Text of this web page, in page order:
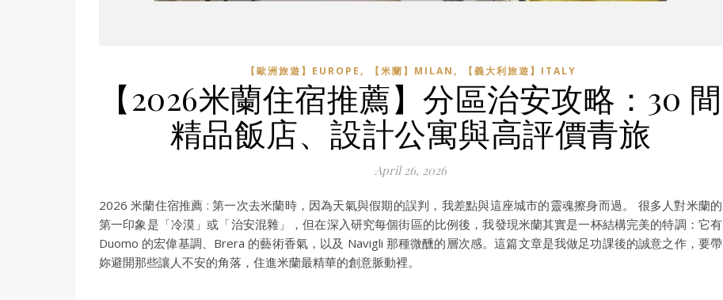
【歐洲旅遊】EUROPE , 【米蘭】MILAN , 【義大利旅遊】ITALY
【2026米蘭住宿推薦】分區治安攻略：30 間
精品飯店、設計公寓與高評價青旅
April 26, 2026
2026 米蘭住宿推薦 : 第一次去米蘭時，因為天氣與假期的誤判，我差點與這座城市的靈魂擦身而過。 很多人對米蘭的
第一印象是「冷漠」或「治安混雜」，但在深入研究每個街區的比例後，我發現米蘭其實是一杯結構完美的特調：它有
Duomo 的宏偉基調、Brera 的藝術香氣，以及 Navigli 那種微醺的層次感。這篇文章是我做足功課後的誠意之作，要帶
妳避開那些讓人不安的角落，住進米蘭最精華的創意脈動裡。